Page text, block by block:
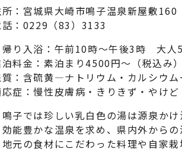
：宮城県大崎市鳴子温泉新屋敷160
話：0229（83）3133
帰り入浴：午前10時～午後3時 大人
料金：素泊まり4500円～（税込み
質：含硫黄―ナトリウム・カルシウ
症：慢性皮膚病・きりきず・やけど
鳴子では珍しい乳白色の湯は源泉かけ
効能豊かな温泉を求め、県内外からの
地元の食材にこだわった料理や自家